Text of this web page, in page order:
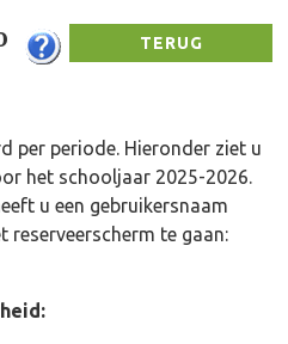
TERUG
per periode. Hieronder ziet u
het schooljaar 2025-2026.
u een gebruikersnaam
reserveerscherm te gaan: